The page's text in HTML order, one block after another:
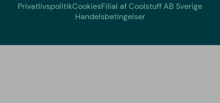
PrivatlivspolitikCookiesFilial af Coolstuff AB Sverige
Handelsbetingelser